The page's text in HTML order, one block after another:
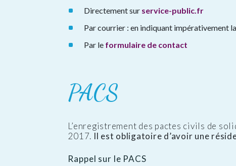
Directement sur service-public.fr
Par courrier : en indiquant impérativement
Par le formulaire de contact
PACS
L’enregistrement des pactes civils de
2017. Il est obligatoire d’avoir une
Rappel sur le PACS